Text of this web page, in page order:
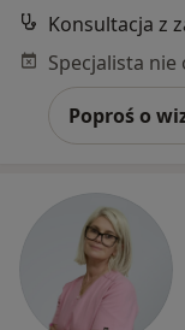
Konsultacja z
Poproś o